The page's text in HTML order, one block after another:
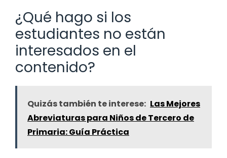
¿Qué hago si los
estudiantes no están
interesados en el
contenido?
Quizás también te interese: Las Mejores
Abreviaturas para Niños de Tercero de
Primaria: Guía Práctica